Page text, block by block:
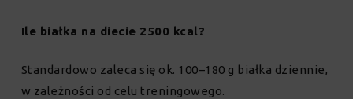
Ile białka na diecie 2500 kcal?
Standardowo zaleca się ok. 100–180 g białka dziennie,
w zależności od celu treningowego.